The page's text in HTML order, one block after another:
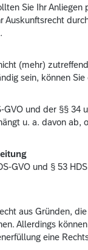
Sie Ihr
(mehr)
sein, können
und der §§ 34
u. a. davon
GVO und § 53
aus Gründen,
Allerdings
eine